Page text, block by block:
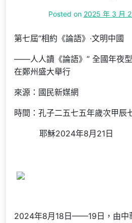
Posted on 2025 年 3 月
第七屆“相約《論語》·文明中國
——人人讀《論語》” 全國年夜
在鄭州盛大舉行
來源：國民新媒網
時間：孔子二五七五年歲次甲辰
耶穌2024年8月21日
2024年8月18日——19日，由中